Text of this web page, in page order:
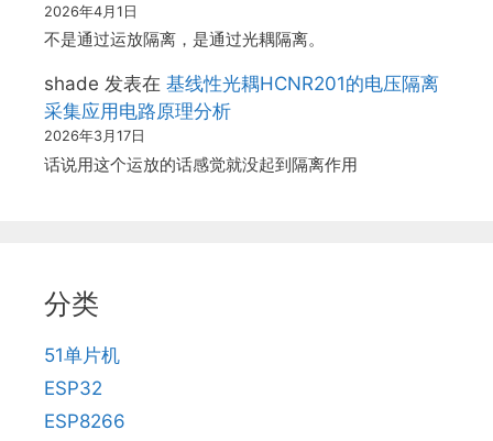
2026年4月1日
不是通过运放隔离，是通过光耦隔离。
shade 发表在 基线性光耦HCNR201的电压隔离
采集应用电路原理分析
2026年3月17日
话说用这个运放的话感觉就没起到隔离作用
分类
51单片机
ESP32
ESP8266